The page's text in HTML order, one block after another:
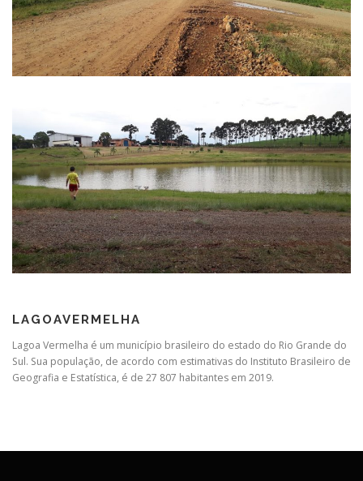
LAGOAVERMELHA
Lagoa Vermelha é um município brasileiro do estado do Rio Grande do
Sul. Sua população, de acordo com estimativas do Instituto Brasileiro de
Geografia e Estatística, é de 27 807 habitantes em 2019.